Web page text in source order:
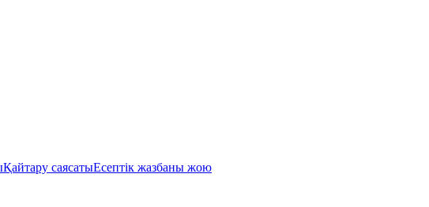
Қайтару саясатыЕсептік жазбаны жою